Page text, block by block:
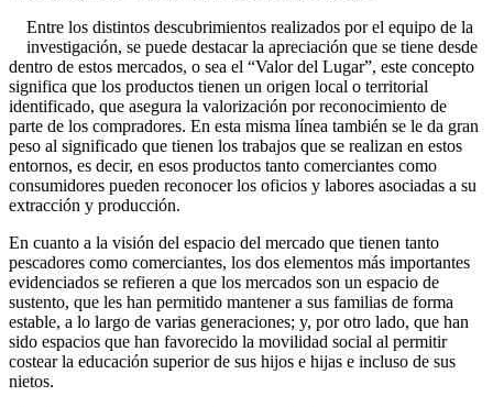
Entre los distintos descubrimientos realizados por el equipo de la
investigación, se puede destacar la apreciación que se tiene desde
dentro de estos mercados, o sea el “Valor del Lugar”, este concepto
significa que los productos tienen un origen local o territorial
identificado, que asegura la valorización por reconocimiento de
parte de los compradores. En esta misma línea también se le da gran
peso al significado que tienen los trabajos que se realizan en estos
entornos, es decir, en esos productos tanto comerciantes como
consumidores pueden reconocer los oficios y labores asociadas a su
extracción y producción.
En cuanto a la visión del espacio del mercado que tienen tanto
pescadores como comerciantes, los dos elementos más importantes
evidenciados se refieren a que los mercados son un espacio de
sustento, que les han permitido mantener a sus familias de forma
estable, a lo largo de varias generaciones; y, por otro lado, que han
sido espacios que han favorecido la movilidad social al permitir
costear la educación superior de sus hijos e hijas e incluso de sus
nietos.